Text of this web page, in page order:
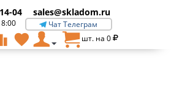
04 sales@skladom.ru
Чат Телеграм
шт. на 0